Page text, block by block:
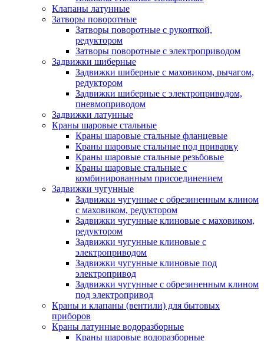
Клапаны латунные
Затворы поворотные
Затворы поворотные с рукояткой,
редуктором
Затворы поворотные с электроприводом
Задвижки шиберные
Задвижки шиберные с маховиком, рычагом,
редуктором
Задвижки шиберные с электроприводом,
пневмоприводом
Задвижки латунные
Краны шаровые стальные
Краны шаровые стальные фланцевые
Краны шаровые стальные под приварку
Краны шаровые стальные резьбовые
Краны шаровые стальные с
комбинированным присоединением
Задвижки чугунные
Задвижки чугунные с обрезиненным клином
с маховиком, редуктором
Задвижки чугунные клиновые с маховиком,
редуктором
Задвижки чугунные клиновые с
электроприводом
Задвижки чугунные клиновые под
электропривод
Задвижки чугунные с обрезиненным клином
под электропривод
Краны и клапаны (вентили) для бытовых
приборов
Краны латунные водоразборные
Краны шаровые водоразборные